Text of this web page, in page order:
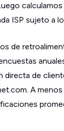
ISP sujeto a
de
directa de
A